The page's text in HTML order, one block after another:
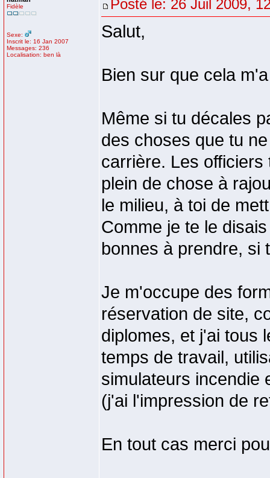
Fidèle
Sexe:
Inscrit le: 16 Jan 2007
Messages: 236
Localisation: ben là
Posté le: 26 Juil 2009,
Salut,
Bien sur que cela
Même si tu décales
des choses que tu
carrière. Les
plein de chose à
le milieu, à toi de
Comme je te le
bonnes à prendre, si
Je m'occupe des
réservation de site,
diplomes, et j'ai tous
temps de travail,
simulateurs incendie
(j'ai l'impression de
En tout cas merci